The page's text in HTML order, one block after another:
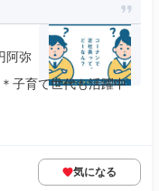
阿弥
子育て世代も活躍中
気になる